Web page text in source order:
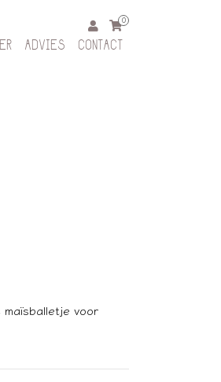
0
ADVIES CONTACT
voor